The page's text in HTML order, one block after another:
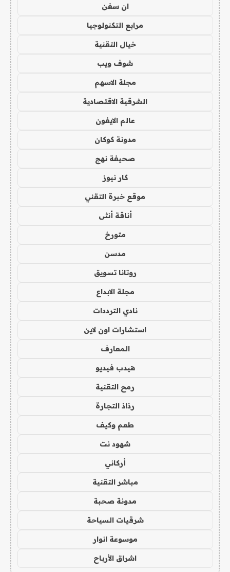
ان سفن
مرابع التكنولوجيا
خيال التقنية
شوف ويب
مجلة الاسهم
الشرقية الاقتصادية
عالم الايفون
مدونة كوكان
صحيفة نهج
كار نيوز
موقع خبرة التقني
أناقة أنثى
متورخ
مدسن
روتانا تسويق
مجلة الابداع
نادي الترددات
استشارات اون لاين
المعارف
هيدب فيديو
رمح التقنية
رذاذ التجارة
طعم وكيف
شهود نت
أركاني
مباشر التقنية
مدونة صحبة
شرقيات السياحة
موسوعة انوار
اشراق الأرباح